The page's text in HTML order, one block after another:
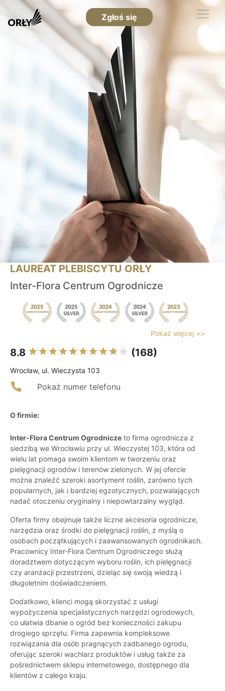
Zgłoś się
LAUREAT PLEBISCYTU ORŁY
Inter-Flora Centrum Ogrodnicze
Pokaż więcej >>
8.8 (168)
Wrocław, ul. Wieczysta 103
Pokaż numer telefonu
O firmie:
Inter-Flora Centrum Ogrodnicze to firma ogrodnicza z
siedzibą we Wrocławiu przy ul. Wieczystej 103, która od
wielu lat pomaga swoim klientom w tworzeniu oraz
pielęgnacji ogrodów i terenów zielonych. W jej ofercie
można znaleźć szeroki asortyment roślin, zarówno tych
popularnych, jak i bardziej egzotycznych, pozwalających
nadać otoczeniu oryginalny i niepowtarzalny wygląd.
Oferta firmy obejmuje także liczne akcesoria ogrodnicze,
narzędzia oraz środki do pielęgnacji roślin, z myślą o
osobach początkujących i zaawansowanych ogrodnikach.
Pracownicy Inter-Flora Centrum Ogrodniczego służą
doradztwem dotyczącym wyboru roślin, ich pielęgnacji
czy aranżacji przestrzeni, dzieląc się swoją wiedzą i
długoletnim doświadczeniem.
Dodatkowo, klienci mogą skorzystać z usługi
wypożyczenia specjalistycznych narzędzi ogrodowych,
co ułatwia dbanie o ogród bez konieczności zakupu
drogiego sprzętu. Firma zapewnia kompleksowe
rozwiązania dla osób pragnących zadbanego ogrodu,
oferując szeroki wachlarz produktów i usług także za
pośrednictwem sklepu internetowego, dostępnego dla
klientów z całego kraju.